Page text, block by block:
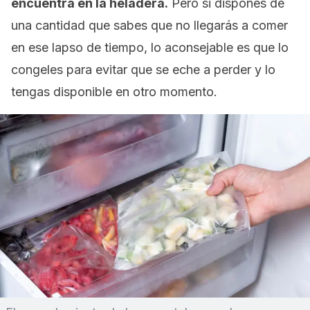
encuentra en la heladera. Pero si dispones de
una cantidad que sabes que no llegarás a comer
en ese lapso de tiempo, lo aconsejable es que lo
congeles para evitar que se eche a perder y lo
tengas disponible en otro momento.